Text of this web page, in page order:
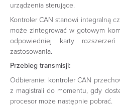
urządzenia sterujące.
Kontroler CAN stanowi integralną
może zintegrować w gotowym
odpowiedniej karty
zastosowania.
Przebieg transmisji:
Odbieranie: kontroler CAN
z magistrali do momentu, gdy
procesor może następnie pobrać.